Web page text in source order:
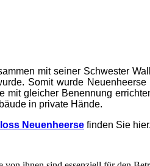
mit seiner Schwester
Somit wurde
mit gleicher Benennung
in private Hände.
Neuenheerse finden Sie hier.